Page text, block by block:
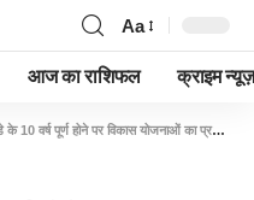
Aa
आज का राशिफल क्राइम न्यूज़
पूर्ण होने पर विकास योजनाओं का प्रस्तुत किया गया खाका-Newsnetra